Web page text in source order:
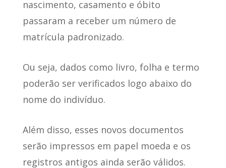
nascimento, casamento e óbito
passaram a receber um número de
matrícula padronizado.
Ou seja, dados como livro, folha e termo
poderão ser verificados logo abaixo do
nome do indivíduo.
Além disso, esses novos documentos
serão impressos em papel moeda e os
registros antigos ainda serão válidos.